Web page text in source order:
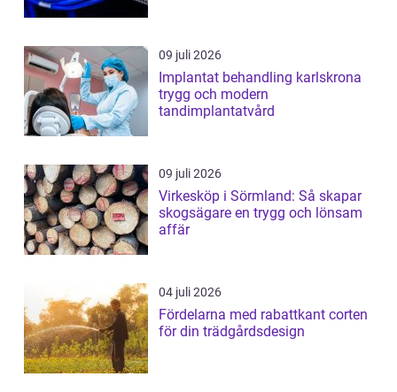
09 juli 2026
Implantat behandling karlskrona
trygg och modern
tandimplantatvård
09 juli 2026
Virkesköp i Sörmland: Så skapar
skogsägare en trygg och lönsam
affär
04 juli 2026
Fördelarna med rabattkant corten
för din trädgårdsdesign